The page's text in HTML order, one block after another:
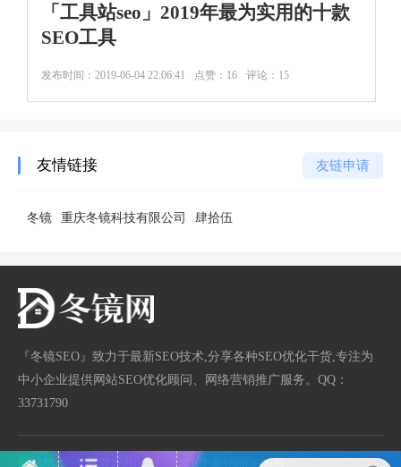
「工具站seo」2019年最为实用的十款
SEO工具
发布时间： 2019-06-04 22:06:41 点赞：16 评论：15
友情链接 友链申请
冬镜 重庆冬镜科技有限公司 肆拾伍
『冬镜SEO』致力于最新SEO技术,分享各种SEO优化干货,专注为
中小企业提供网站SEO优化顾问、网络营销推广服务。QQ：
33731790
网站地图 标签地图 渝ICP备18003600号